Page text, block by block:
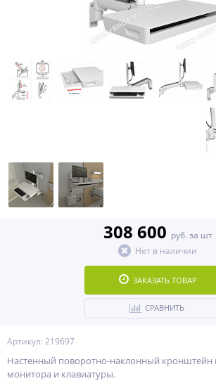
Артикул: 219697
Настенный поворотно-наклонный кронштейн
монитора и клавиатуры.
308 600 руб. за шт
Нет в наличии
ЗАКАЗАТЬ ТОВАР
СРАВНИТЬ